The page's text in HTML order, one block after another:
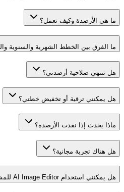
ما هي الأرصدة وكيف تعمل؟
ما الفرق بين الخطط الشهرية والسنوية
هل تنتهي صلاحية أرصدتي؟
هل يمكنني ترقية أو تخفيض خطتي؟
ماذا يحدث إذا نفدت الأرصدة؟
هل هناك تجربة مجانية؟
هل يمكنني استخدام AI Image Editor للمشاريع التجارية؟